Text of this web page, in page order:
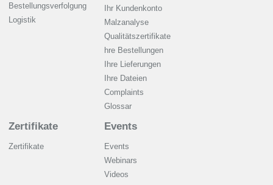
Bestellungsverfolgung
Logistik
Ihr Kundenkonto
Malzanalyse
Qualitätszertifikate
hre Bestellungen
Ihre Lieferungen
Ihre Dateien
Complaints
Glossar
Zertifikate
Zertifikate
Events
Events
Webinars
Videos